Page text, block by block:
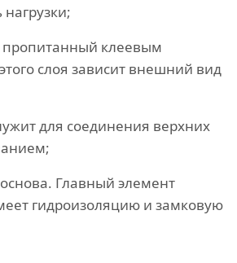
пропитанный клеевым
слоя зависит внешний вид
для соединения верхних
Главный элемент
гидроизоляцию и замковую